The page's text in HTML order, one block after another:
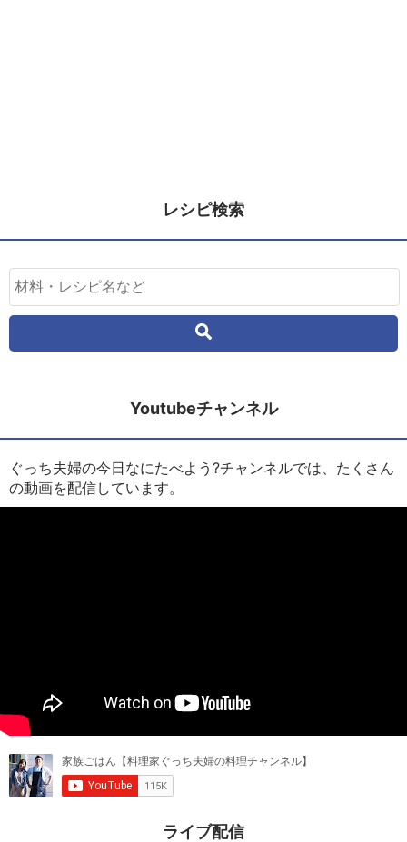
レシピ検索
Youtubeチャンネル
ぐっち夫婦の今日なにたべよう?チャンネルでは、たくさん
の動画を配信しています。
ライブ配信